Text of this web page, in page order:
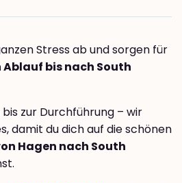
Stress ab und sorgen für
bis nach South
zur Durchführung – wir
damit du dich auf die schönen
Hagen nach South